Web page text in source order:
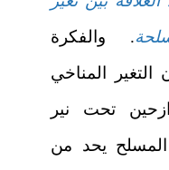
. والفكرة
المناخي
تحت نير
المسلح يحد من